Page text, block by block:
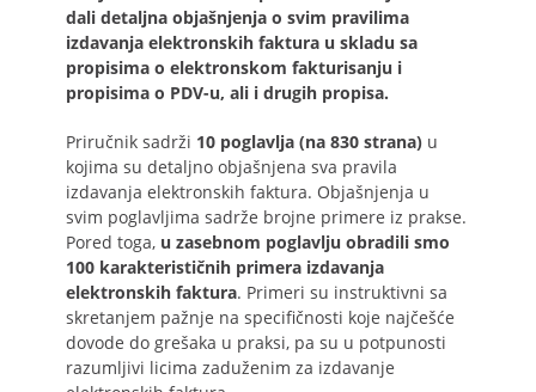
dali detaljna objašnjenja o svim pravilima
izdavanja elektronskih faktura u skladu sa
propisima o elektronskom fakturisanju i
propisima o PDV-u, ali i drugih propisa.
Priručnik sadrži 10 poglavlja (na 830 strana) u
kojima su detaljno objašnjena sva pravila
izdavanja elektronskih faktura. Objašnjenja u
svim poglavljima sadrže brojne primere iz prakse.
Pored toga, u zasebnom poglavlju obradili smo
100 karakterističnih primera izdavanja
elektronskih faktura. Primeri su instruktivni sa
skretanjem pažnje na specifičnosti koje najčešće
dovode do grešaka u praksi, pa su u potpunosti
razumljivi licima zaduženim za izdavanje